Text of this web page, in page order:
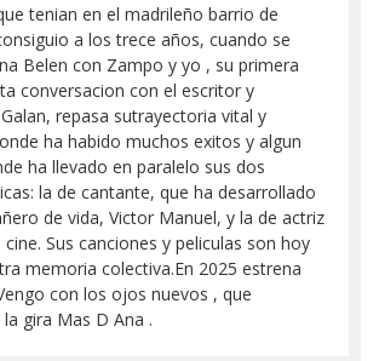
tenian en el madrileño barrio de
a los trece años, cuando se
Belen con Zampo y yo , su primera
conversacion con el escritor y
repasa sutrayectoria vital y
ha habido muchos exitos y algun
ha llevado en paralelo sus dos
la de cantante, que ha desarrollado
de vida, Victor Manuel, y la de actriz
Sus canciones y peliculas son hoy
memoria colectiva.En 2025 estrena
con los ojos nuevos , que
gira Mas D Ana .